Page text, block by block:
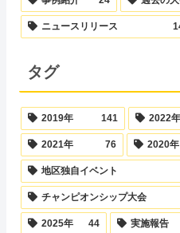
ニュースリリース
タグ
2019年 141 2022年
2021年 76 2020年
地区独自イベント
チャンピオンシップ大会
2025年 44 実施報告